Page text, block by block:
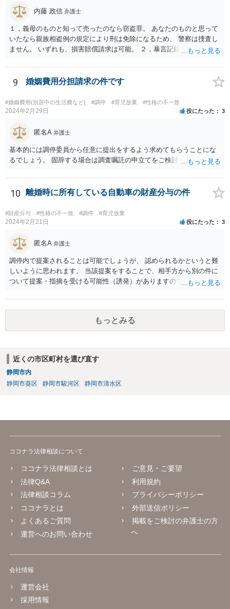
し、もともと、血のつながりが無いので、相談者さんが親権を取得す
ることはないと思われますし、連れ子だから養子縁組したという関係
でしたら、離婚に伴い養子との離縁も認められるのが一般的ですの
で、離縁すれば、当然に養育費の支払い義務は無くなります。 以上、
ご参考まで。
内藤 政信 弁護士
１，義母のものと知って売ったのなら窃盗罪。 あなたのものと思って
いたなら親族相盗例の規定により刑は免除になるため、 警察は捜査し
ません。 いずれも、損害賠償請求は可能。 ２，暴言記録は、パワハラ
9 婚姻費用分担請求の件です
#婚姻費用(別居中の生活費など) #調停 #育児放棄 #性格の不一致
2024年2月29日 役にたった 3
匿名A 弁護士
基本的には調停委員から任意に提出をするよう求めてもらうことにな
るでしょう。 固辞する場合は調査嘱託の申立てをご検討ください。
10 離婚時に所有している自動車の財産分与の件
#財産分与 #性格の不一致 #調停 #育児放棄
2024年2月21日 役にたった 3
匿名A 弁護士
調停内で提案されることは可能でしょうが、 認められるかというと難
しいように思われます。 当該提案をすることで、相手方から別の件に
ついて提案・指摘を受ける可能性（誘発）がありますので、提案する
もっとみる
近くの市区町村を選び直す
静岡市内
静岡市葵区
静岡市駿河区 静岡市清水区
ココナラ法律相談について
ココナラ法律相談とは
法律Q&A
法律相談コラム
ココナラとは
よくあるご質問
運営へのお問い合わせ
ご意見・ご要望
利用規約
プライバシーポリシー
外部送信ポリシー
掲載をご検討の弁護士の方
へ
会社情報
運営会社
採用情報